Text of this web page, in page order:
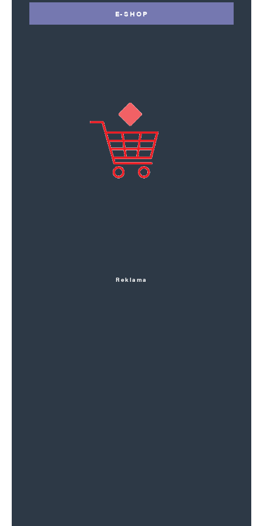
E-SHOP
Reklama